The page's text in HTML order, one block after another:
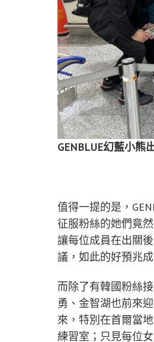
GENBLUE幻藍小
值得一提的是，
征服粉絲的她們竟
讓每位成員在出關
議，如此的好預兆
而除了有韓國粉絲
勇、金智湖也前來
來，特別在首爾當
練習室；只見每位